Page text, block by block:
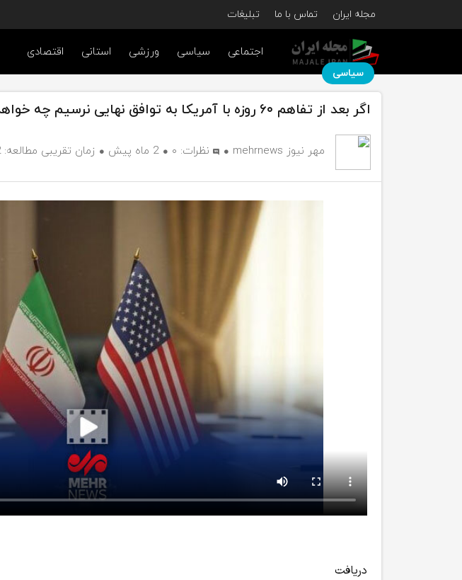
مجله ایران تماس با ما تبلیغات
اجتماعی سیاسی ورزشی استانی اقتصادی
سیاسی
اگر بعد از تفاهم ۶۰ روزه با آمریکا به توافق نهایی نرسیم چه خواهد شد؟
مهر نیوز mehrnews نظرات: ۰ 2 ماه پیش زمان تقریبی مطالعه: 2 دقیقه
دریافت